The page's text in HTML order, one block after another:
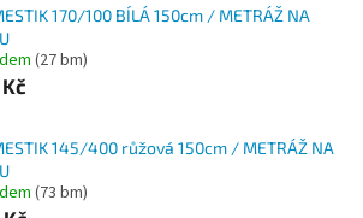
170/100 BÍLÁ 150cm / METRÁŽ NA
(27 bm)
145/400 růžová 150cm / METRÁŽ NA
(73 bm)